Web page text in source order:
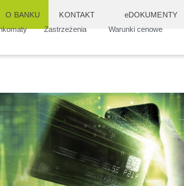
O BANKU KONTAKT eDOKUMENTY
Zastrzeżenia Warunki cenowe